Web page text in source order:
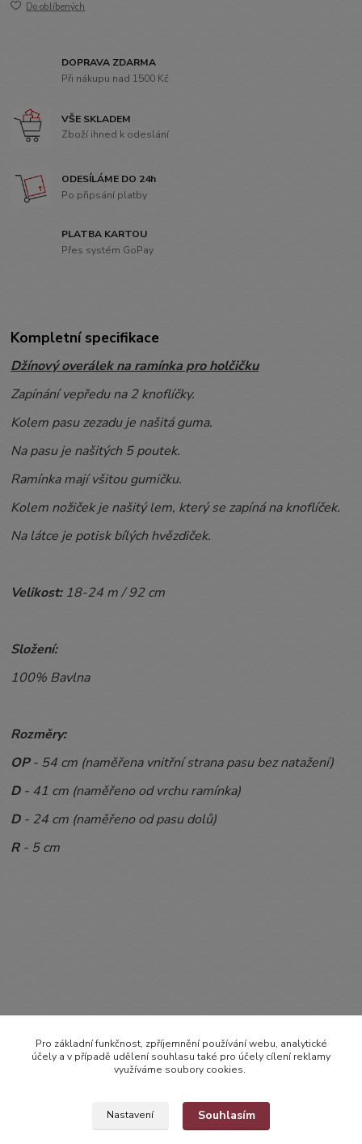
Do oblíbených
DOPRAVA ZDARMA
Při nákupu nad 1500 Kč
VŠE SKLADEM
Zboží ihned k odeslání
ODESÍLÁME DO 24h
Po připsání platby
PLATBA KARTOU
Přes systém GoPay
Kompletní specifikace
Džínový overálek na ramínka pro holčičku
Zapínání vepředu na 2 knoflíčky.
Kolem pasu zezadu je našitá guma.
Na pasu je našitých 5 poutek.
Ramínka mají všitou gumičku.
Kolem nožiček je našitý lem, který se zapíná na knoflíček.
Na látce je potisk bílých hvězdiček.
Velikost:18-24 m / 92 cm
Složení:
100% Bavlna
Rozměry:
OP- 54 cm (naměřena vnitřní strana pasu bez natažení)
D - 41 cm (naměřeno od vrchu ramínka)
D- 24 cm (naměřeno od pasu dolů)
R- 5 cm
Zboží zařazeno v kategoriích
Overálky bez rukávů
Pro základní funkčnost, zpříjemnění používání webu, analytické
účely a v případě udělení souhlasu také pro účely cílení reklamy
využíváme soubory cookies.
Nastavení Souhlasím